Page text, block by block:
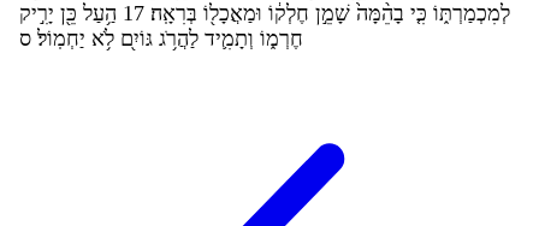
למכמרתו כי בהמה שמן חלקו ומאכלו בראה 17 העל כן יריק
חרמו ותמיד להרג גוים לא יחמול ס